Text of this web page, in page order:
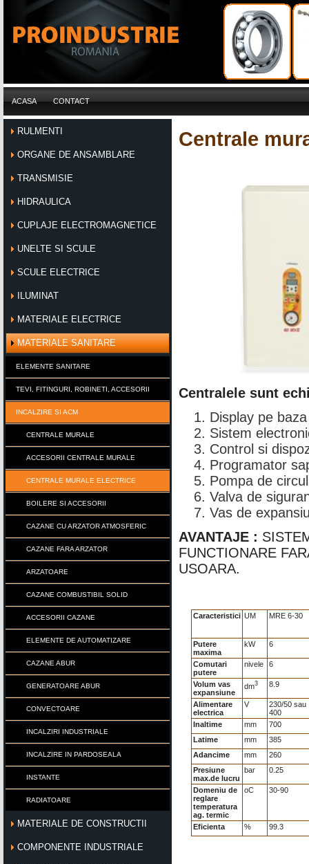
ACASA CONTACT
RULMENTI
ORGANE DE ANSAMBLARE
TRANSMISIE
HIDRAULICA
CUPLAJE ELECTROMAGNETICE
UNELTE SI SCULE
SCULE ELECTRICE
ILUMINAT
MATERIALE ELECTRICE
MATERIALE SANITARE
ELEMENTE SANITARE
TEVI, FITINGURI, ROBINETI, ACCESORII
INCALZIRE SI ACM
CENTRALE MURALE
ACCESORII CENTRALE MURALE
CENTRALE MURALE ELECTRICE
BOILERE SI ACCESORII
CAZANE CU ARZATOR ATMOSFERIC
CAZANE FARA ARZATOR
ARZATOARE
CAZANE COMBUSTIBIL SOLID
ACCESORII CAZANE
ELEMENTE DE AUTOMATIZARE
CAZANE ABUR
GENERATOARE ABUR
CONVECTOARE
INCALZIRI INDUSTRIALE
INCALZIRE IN PARDOSEALA
INSTANTE
RADIATOARE
MATERIALE DE CONSTRUCTII
COMPONENTE INDUSTRIALE
Centrale
Centralele sunt
Display pe
Sistem
Control si
Programator
Pompa de
Valva de
Vas de
AVANTAJE :
FUNCTIONARE
USOARA.
Caracteristici UM MRE 6-30
Putere
maxima
kW 6
Comutari
putere
nivele 6
Volum vas
expansiune
dm3 8.9
Alimentare
electrica
V
230/50 sau
400
Inaltime
mm
700
Latime
mm
385
Adancime
mm
260
Presiune
max.de lucru
bar 0.25
Domeniu de
reglare
temperatura
ag. termic
oC 30-90
Eficienta % 99.3